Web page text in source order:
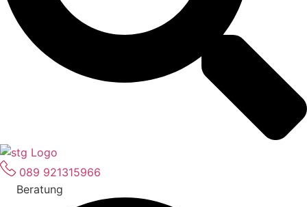
089 921315966
Beratung